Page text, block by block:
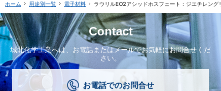
ホーム 用途別一覧 電子材料 ラウリルEO2アシッドホスフェート：ジエチレン
Contact
城北化学工業へは、 お電話またはメールでお気軽にお問合せくだ
さい。
お電話でのお問合せ